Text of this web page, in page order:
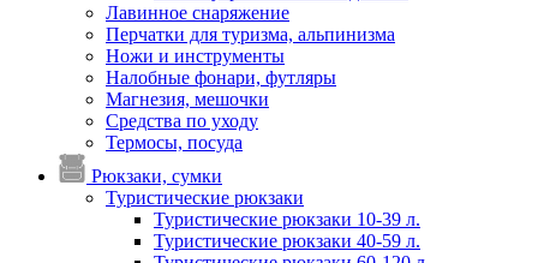
Лавинное снаряжение
Перчатки для туризма, альпинизма
Ножи и инструменты
Налобные фонари, футляры
Магнезия, мешочки
Средства по уходу
Термосы, посуда
Рюкзаки, сумки
Туристические рюкзаки
Туристические рюкзаки 10-39 л.
Туристические рюкзаки 40-59 л.